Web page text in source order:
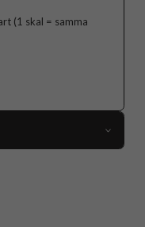
(1 skal = samma